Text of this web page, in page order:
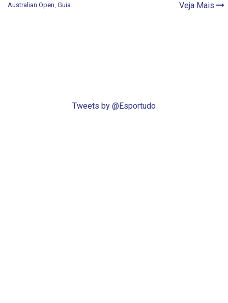
Australian Open, Guia Veja Mais
Tweets by @Esportudo